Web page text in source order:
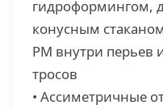
гидроформингом,
конусным
PM внутри перьев
тросов
• Ассиметричные